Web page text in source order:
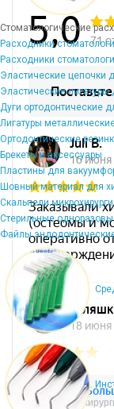
Стоматологические
Расходники
Расходники
Эластические цепочки
Эластические лигатуры
Дуги ортодонтические
Лигатуры
Ортодонтические
Брекеты и аксессуары
Пластины для
Шовный материал для
Скальпели
Стерильные
Файлы